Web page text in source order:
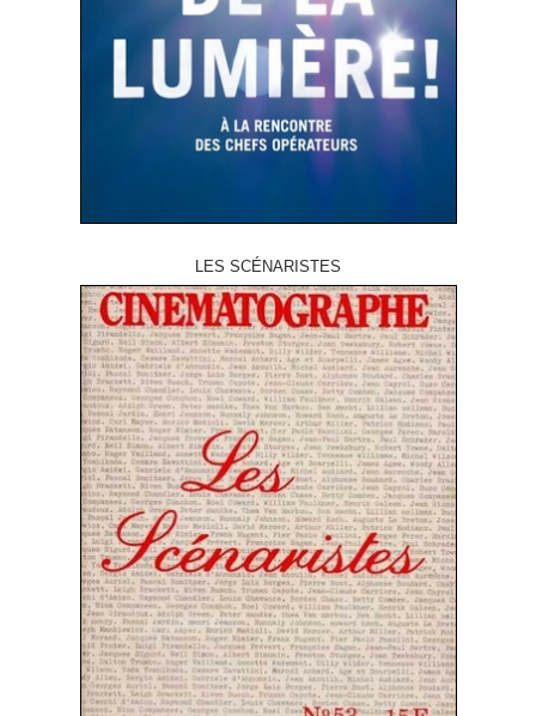
LES SCÉNARISTES